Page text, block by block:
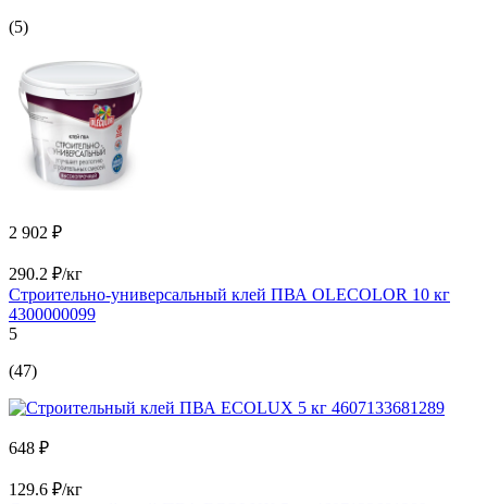
(5)
2 902 ₽
290.2 ₽/кг
Строительно-универсальный клей ПВА OLECOLOR 10 кг
4300000099
5
(47)
648 ₽
129.6 ₽/кг